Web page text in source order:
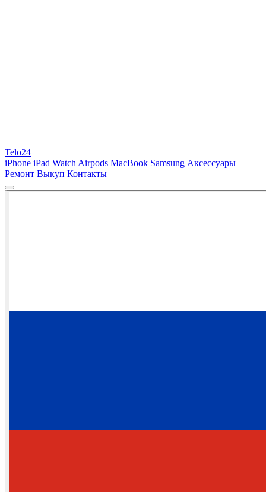
Telo24
iPhone iPad Watch Airpods MacBook Samsung Аксессуары
Ремонт Выкуп Контакты